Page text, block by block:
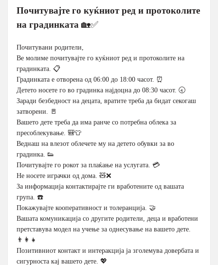
Почитувајте го куќниот ред и протоколите
на градинката🏡✅
Почитувани родители,
Ве молиме почитувајте го куќниот ред и протоколите на
градинката. 📋
Градинката е отворена од 06:00 до 18:00 часот. ⏰
Детето носете го во градинка најдоцна до 08:30 часот. 🕣
Заради безбедност на децата, вратите треба да бидат секогаш
затворени. 🚪
Вашето дете треба да има ранче со потребна облека за
пресоблекување. 🎒👕
Веднаш на влезот облечете му на детето обувки за во
градинка. 👟
Почитувајте го рокот за плаќање на услугата. 💳
Не носете играчки од дома. 🧸❌
За информација контактирајте ги вработените од вашата
група. ☎️
Покажувајте кооперативност и толеранција. 🤝
Вашата комуникација со другите родители, деца и вработени
претставува модел на учење за однесување на вашето дете.
👨‍👩‍👧
Позитивниот контакт и интеракција ја зголемува довербата и
сигурноста кај вашето дете. 💖